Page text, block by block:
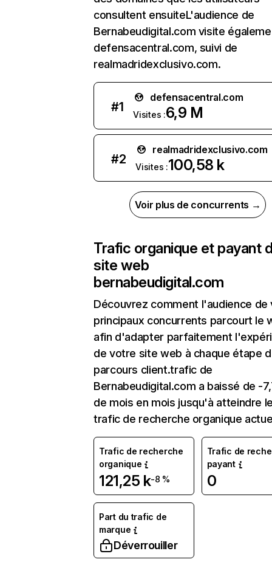
consultent ensuiteL'audience de
Bernabeudigital.com visite
defensacentral.com, suivi de
realmadridexclusivo.com.
#1
defensacentral.com
Visites :6,9 M
#2
realmadridexclusivo.com
Visites :100,58 k
Voir plus de concurrents →
Trafic organique et payant
site web
bernabeudigital.com
Découvrez comment l'audience de
principaux concurrents parcourt le
afin d'adapter parfaitement
de votre site web à chaque étape
parcours client.trafic de
Bernabeudigital.com a baissé de -
de mois en mois jusqu'à atteindre
trafic de recherche organique
Trafic de recherche
organique
121,25 k-8 %
Trafic de
payant
0
Part du trafic de
marque
Déverrouiller